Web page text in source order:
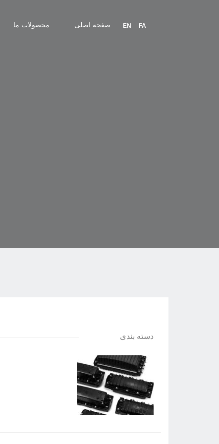
FA
EN صفحه اصلی محصولات ما
دسته بندی